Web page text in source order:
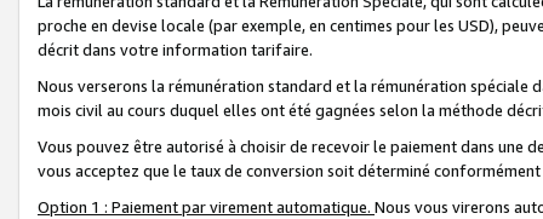
proche en devise locale (par exemple, en centimes pour les USD),
décrit dans votre information tarifaire.
Nous verserons la rémunération standard et la rémunération spéciale
mois civil au cours duquel elles ont été gagnées selon la méthode
Vous pouvez être autorisé à choisir de recevoir le paiement dans une
vous acceptez que le taux de conversion soit déterminé
Option 1 : Paiement par virement automatique. Nous vous virerons